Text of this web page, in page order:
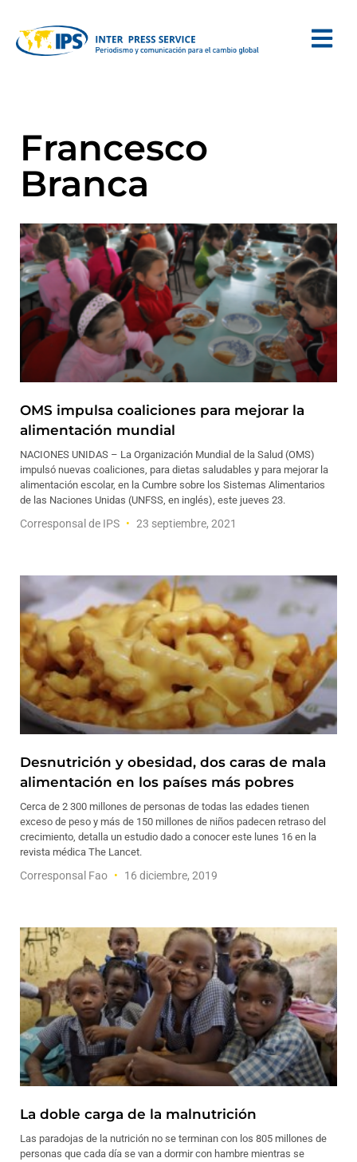
Francesco
Branca
OMS impulsa coaliciones para mejorar la
alimentación mundial
NACIONES UNIDAS – La Organización Mundial de la Salud (OMS)
impulsó nuevas coaliciones, para dietas saludables y para mejorar la
alimentación escolar, en la Cumbre sobre los Sistemas Alimentarios
de las Naciones Unidas (UNFSS, en inglés), este jueves 23.
Corresponsal de IPS 23 septiembre, 2021
Desnutrición y obesidad, dos caras de mala
alimentación en los países más pobres
Cerca de 2 300 millones de personas de todas las edades tienen
exceso de peso y más de 150 millones de niños padecen retraso del
crecimiento, detalla un estudio dado a conocer este lunes 16 en la
revista médica The Lancet.
Corresponsal Fao 16 diciembre, 2019
La doble carga de la malnutrición
Las paradojas de la nutrición no se terminan con los 805 millones de
personas que cada día se van a dormir con hambre mientras se